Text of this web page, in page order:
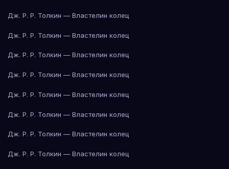
Дж. Р. Р. Толкин — Властелин колец
Дж. Р. Р. Толкин — Властелин колец
Дж. Р. Р. Толкин — Властелин колец
Дж. Р. Р. Толкин — Властелин колец
Дж. Р. Р. Толкин — Властелин колец
Дж. Р. Р. Толкин — Властелин колец
Дж. Р. Р. Толкин — Властелин колец
Дж. Р. Р. Толкин — Властелин колец